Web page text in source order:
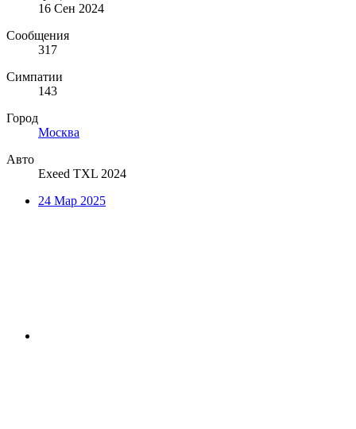
16 Сен 2024
Сообщения
317
Симпатии
143
Город
Москва
Авто
Exeed TXL 2024
24 Мар 2025